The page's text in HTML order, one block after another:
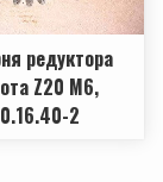
редуктора
Z20 M6,
2